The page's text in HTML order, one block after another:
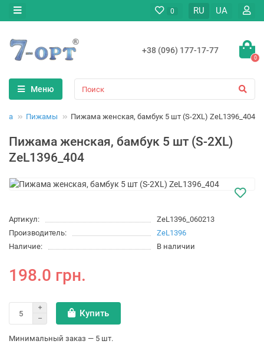
0 RU UA
+38 (096) 177-17-77
0
Меню
Пижамы Пижама женская, бамбук 5 шт (S-2XL) ZeL1396_404
Пижама женская, бамбук 5 шт (S-2XL)
ZeL1396_404
Артикул:
ZeL1396_060213
Производитель:
ZeL1396
Наличие:
В наличии
198.0 грн.
Купить
Минимальный заказ — 5 шт.